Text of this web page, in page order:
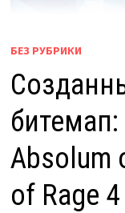
БЕЗ РУБРИКИ
Absolum
of Rage 4